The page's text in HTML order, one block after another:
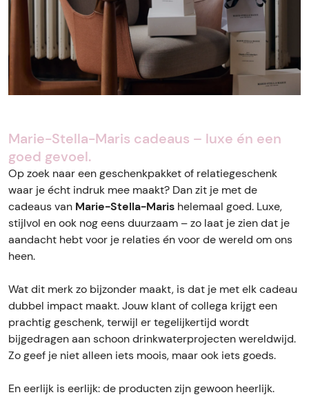
Marie-Stella-Maris cadeaus – luxe én een
goed gevoel.
Op zoek naar een geschenkpakket of relatiegeschenk
waar je écht indruk mee maakt? Dan zit je met de
cadeaus van Marie-Stella-Maris helemaal goed. Luxe,
stijlvol en ook nog eens duurzaam – zo laat je zien dat je
aandacht hebt voor je relaties én voor de wereld om ons
heen.
Wat dit merk zo bijzonder maakt, is dat je met elk cadeau
dubbel impact maakt. Jouw klant of collega krijgt een
prachtig geschenk, terwijl er tegelijkertijd wordt
bijgedragen aan schoon drinkwaterprojecten wereldwijd.
Zo geef je niet alleen iets moois, maar ook iets goeds.
En eerlijk is eerlijk: de producten zijn gewoon heerlijk.